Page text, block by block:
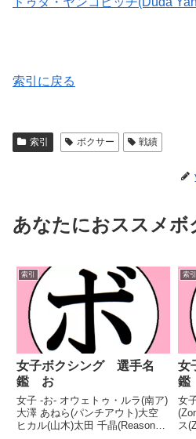
索引に戻る
索引 ボクサー 戦績
あなたにおススメボ
索引
女子ボクシング 選手名
鑑 お
女子 -お- オウェトゥ・ルラ(南ア)
大澤 あねら(パンチアウト)大空
ヒカル(山木)太田 千晶(Reason押
索引
女
女
ス